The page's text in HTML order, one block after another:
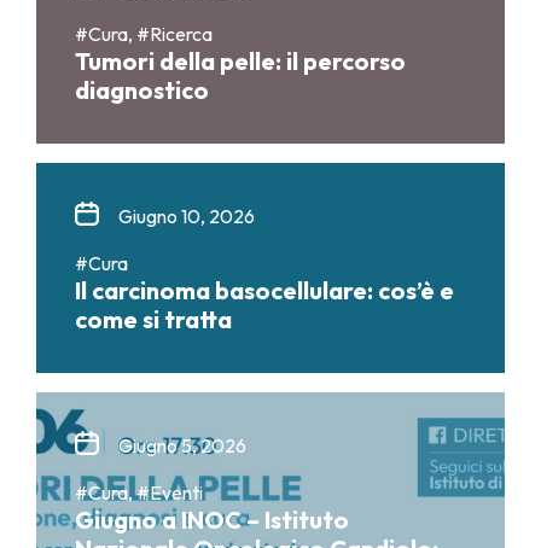
#Cura, #Ricerca
Tumori della pelle: il percorso
diagnostico
Giugno 10, 2026
#Cura
Il carcinoma basocellulare: cos’è e
come si tratta
Giugno 5, 2026
#Cura, #Eventi
Giugno a INOC – Istituto